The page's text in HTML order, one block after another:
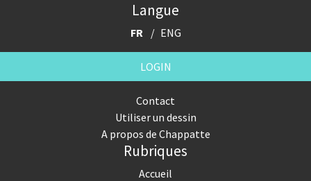
Langue
FR ENG
LOGIN
Contact
Utiliser un dessin
A propos de Chappatte
Rubriques
Accueil